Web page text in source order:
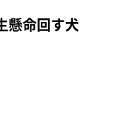
懸命回す犬